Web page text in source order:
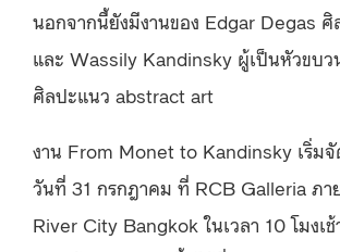
นอกจากนี้ยังมีงานของ Edgar Degas ศิ
และ Wassily Kandinsky ผู้เป็นหัวขบว
ศิลปะแนว abstract art
งาน From Monet to Kandinsky เริ่ม
วันที่ 31 กรกฎาคม ที่ RCB Galleria ภา
River City Bangkok ในเวลา 10 โมงเ